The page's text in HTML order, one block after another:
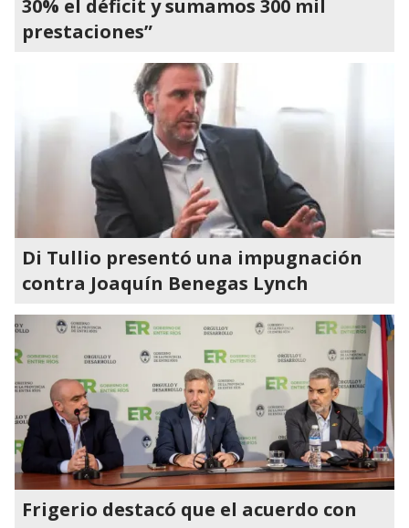
30% el déficit y sumamos 300 mil
prestaciones”
Di Tullio presentó una impugnación
contra Joaquín Benegas Lynch
Frigerio destacó que el acuerdo con